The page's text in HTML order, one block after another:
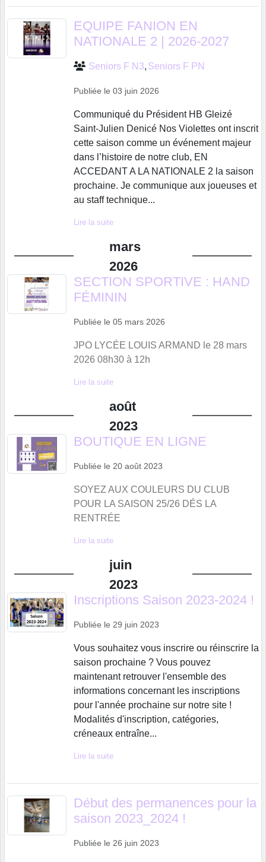
EQUIPE FANION EN
NATIONALE 2 | 2026-2027
Seniors F N3 Seniors F PN
Publiée le 03 juin 2026
Communiqué du Président HB Gleizé
Saint-Julien Denicé Nos Violettes ont inscrit
cette saison comme un événement majeur
dans l’histoire de notre club, EN
ACCEDANT A LA NATIONALE 2 la saison
prochaine. Je communique aux joueuses et
au staff technique...
Lire la suite
mars
2026
SECTION SPORTIVE : HAND
FÉMININ
Publiée le 05 mars 2026
JPO LYCÉE LOUIS ARMAND le 28 mars
2026 08h30 à 12h
Lire la suite
août
2023
BOUTIQUE EN LIGNE
Publiée le 20 août 2023
SOYEZ AUX COULEURS DU CLUB
POUR LA SAISON 25/26 DÉS LA
RENTRÉE
Lire la suite
juin
2023
Inscriptions Saison 2023-2024 !
Publiée le 29 juin 2023
Vous souhaitez vous inscrire ou réinscrire la
saison prochaine ? Vous pouvez
maintenant retrouver l'ensemble des
informations concernant les inscriptions
pour l'année prochaine sur notre site !
Modalités d'inscription, catégories,
créneaux entraîne...
Lire la suite
Début des permanences pour la
saison 2023_2024 !
Publiée le 26 juin 2023